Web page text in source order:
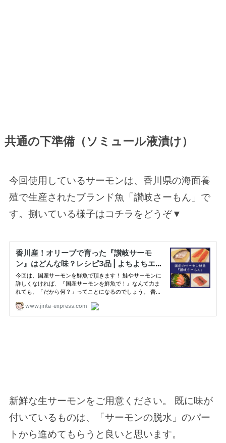
共通の下準備（ソミュール液漬け）
今回使用しているサーモンは、香川県の海面養
殖で生産されたブランド魚「讃岐さーもん」で
す。捌いている様子はコチラをどうぞ▼
新鮮な生サーモンをご用意ください。 既に味が
付いているものは、「サーモンの脱水」のパー
トから進めてもらうと良いと思います。